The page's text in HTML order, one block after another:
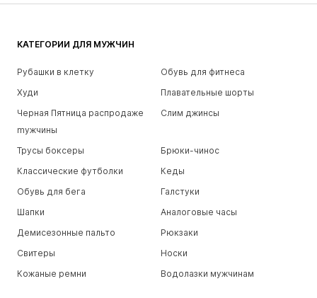
КАТЕГОРИИ ДЛЯ МУЖЧИН
Рубашки в клетку
Обувь для фитнеса
Худи
Плавательные шорты
Черная Пятница распродаже
mужчины
Слим джинсы
Трусы боксеры
Брюки-чинос
Классические футболки
Кеды
Обувь для бега
Галстуки
Шапки
Аналоговые часы
Демисезонные пальто
Рюкзаки
Свитеры
Носки
Кожаные ремни
Водолазки мужчинам